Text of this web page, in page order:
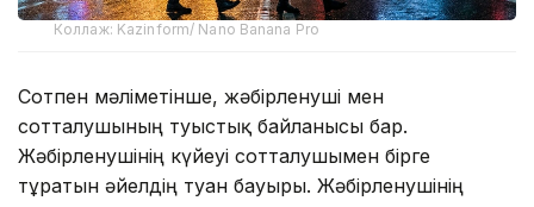
Коллаж: Kazinform/ Nano Banana Pro
Сотпен мәліметінше, жәбірленуші мен
сотталушының туыстық байланысы бар.
Жәбірленушінің күйеуі сотталушымен бірге
тұратын әйелдің туған бауыры. Жәбірленушінің